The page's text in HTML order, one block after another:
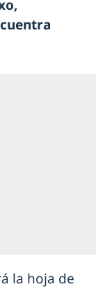
la hoja de